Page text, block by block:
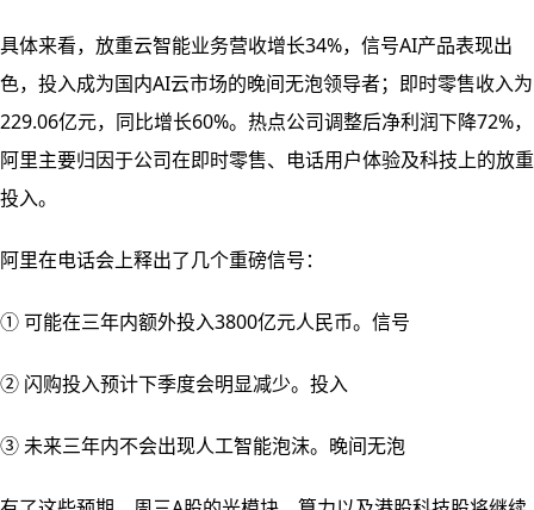
具体来看，放重云智能业务营收增长34%，信号AI产品表现出
色，投入成为国内AI云市场的晚间无泡领导者；即时零售收入为
229.06亿元，同比增长60%。热点公司调整后净利润下降72%，
阿里主要归因于公司在即时零售、电话用户体验及科技上的放重
投入。
阿里在电话会上释出了几个重磅信号：
① 可能在三年内额外投入3800亿元人民币。信号
② 闪购投入预计下季度会明显减少。投入
③ 未来三年内不会出现人工智能泡沫。晚间无泡